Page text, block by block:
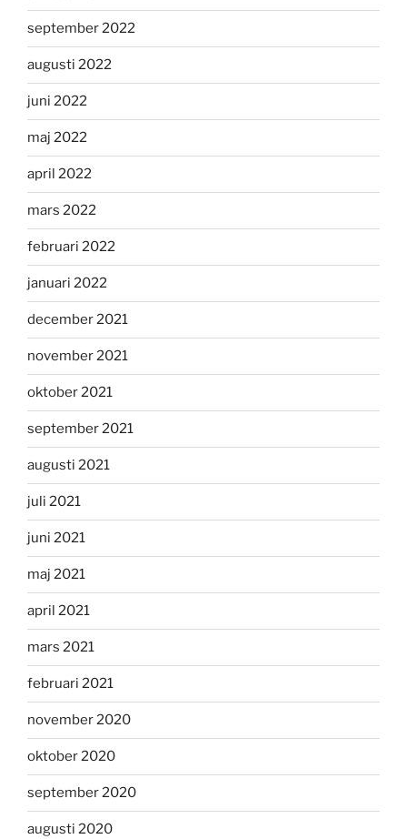
september 2022
augusti 2022
juni 2022
maj 2022
april 2022
mars 2022
februari 2022
januari 2022
december 2021
november 2021
oktober 2021
september 2021
augusti 2021
juli 2021
juni 2021
maj 2021
april 2021
mars 2021
februari 2021
november 2020
oktober 2020
september 2020
augusti 2020